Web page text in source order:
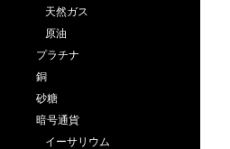
天然ガス
原油
プラチナ
銅
砂糖
暗号通貨
イーサリウム